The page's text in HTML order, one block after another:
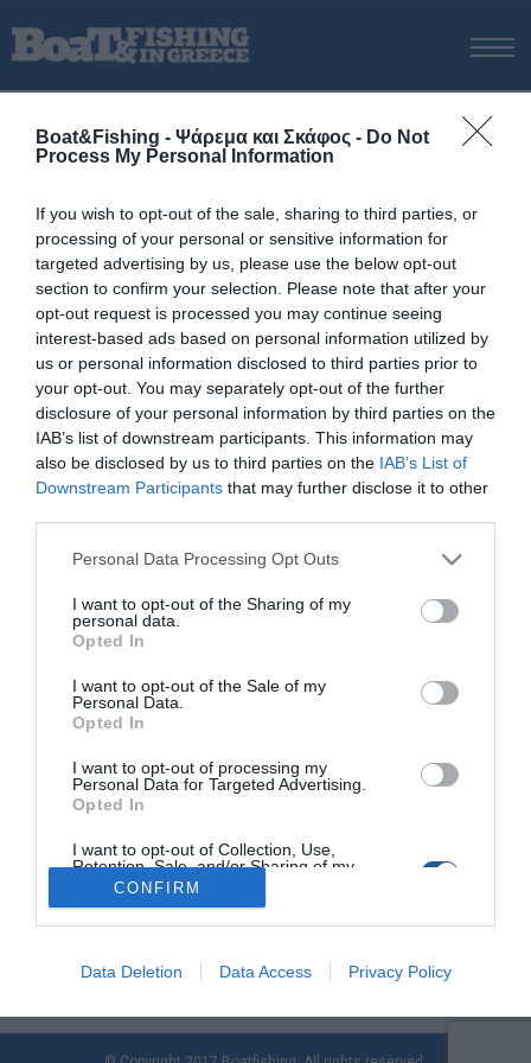
Boat&Fishing - Ψάρεμα και Σκάφος - Do Not
Process My Personal Information
If you wish to opt-out of the sale, sharing to third parties, or
processing of your personal or sensitive information for
targeted advertising by us, please use the below opt-out
section to confirm your selection. Please note that after your
opt-out request is processed you may continue seeing
interest-based ads based on personal information utilized by
us or personal information disclosed to third parties prior to
your opt-out. You may separately opt-out of the further
disclosure of your personal information by third parties on the
IAB’s list of downstream participants. This information may
also be disclosed by us to third parties on the IAB’s List of
Downstream Participants that may further disclose it to other
Personal Data Processing Opt Outs
I want to opt-out of the Sharing of my
personal data.
Opted In
I want to opt-out of the Sale of my
Personal Data.
Opted In
I want to opt-out of processing my
Personal Data for Targeted Advertising.
Opted In
I want to opt-out of Collection, Use,
Retention, Sale, and/or Sharing of my
Personal Data that Is Unrelated with the
Purposes for which it was collected.
CONFIRM
Data Deletion Data Access Privacy Policy
ΝΕΑ
ΨΑΡΕΜΑ ΑΠΟ ΑΚΤΗ
ΨΑΡΕΜΑ ΑΠΟ ΣΚΑΦΟΣ
ΨΑΡΟΤΟΥΦΕΚΟ
ΣΚΑΦΟΣ
VIDEO
ΕΞΟΠΛΙΣΜΟΣ
ΘΕΣΣΑΛΟΝΙΚΗ BOAT & FISHING SHOW 2025
BOAT & FISHING SHOW 2025
Talamex Inflatables
Tag:Talamex Inflatables
Η γκάμα των συμβατικών φουσκωτών
Talamex από την Trezos Marine
Στον χώρο των συμβατικών φουσκωτών σκαφών, η Talamex
έχει καταφέρει να δημιουργήσει μια ιδιαίτερα ισχυρή
παρουσία, προσφέροντας μοντέλα που συνδυάζουν
πρακτικότητα, αξιοπιστία και προσιτό κόστος απόκτησης. Από
το βοηθητικό σκάφος ενός ιστιοπλοϊκού ή cruiser μέχρι το
φουσκωτό που θα συνοδεύσει τις καλοκαιρινές εξορμήσεις,
και Comfortline καλύπτουν […]